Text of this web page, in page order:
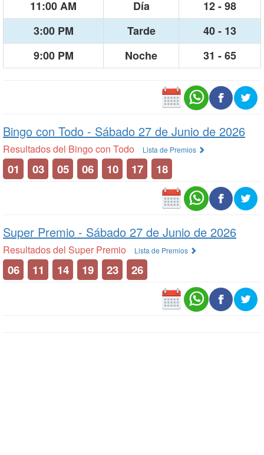
11:00 AM Día
12 - 98
3:00 PM
Tarde
40 - 13
9:00 PM
Noche 31 - 65
Bingo con Todo - Sábado 27 de Junio de 2026
Resultados del Bingo con Todo Lista de Premios
01 03 05 06 10 17 18
Super Premio - Sábado 27 de Junio de 2026
Resultados del Super Premio Lista de Premios
06 11 14 19 23 26